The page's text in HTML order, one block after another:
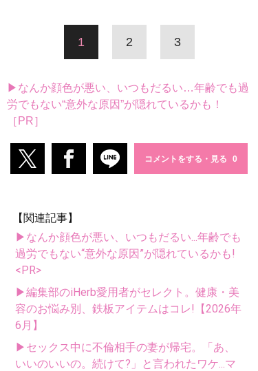
1 2 3
▶なんか顔色が悪い、いつもだるい…年齢でも過
労でもない“意外な原因”が隠れているかも！
［PR］
コメントをする・見る
【関連記事】
▶なんか顔色が悪い、いつもだるい...年齢でも
過労でもない“意外な原因”が隠れているかも!
<PR>
▶編集部のiHerb愛用者がセレクト。健康・美
容のお悩み別、鉄板アイテムはコレ!【2026年
6月】
▶セックス中に不倫相手の妻が帰宅。「あ、
いいのいいの。続けて?」と言われたワケ...マ